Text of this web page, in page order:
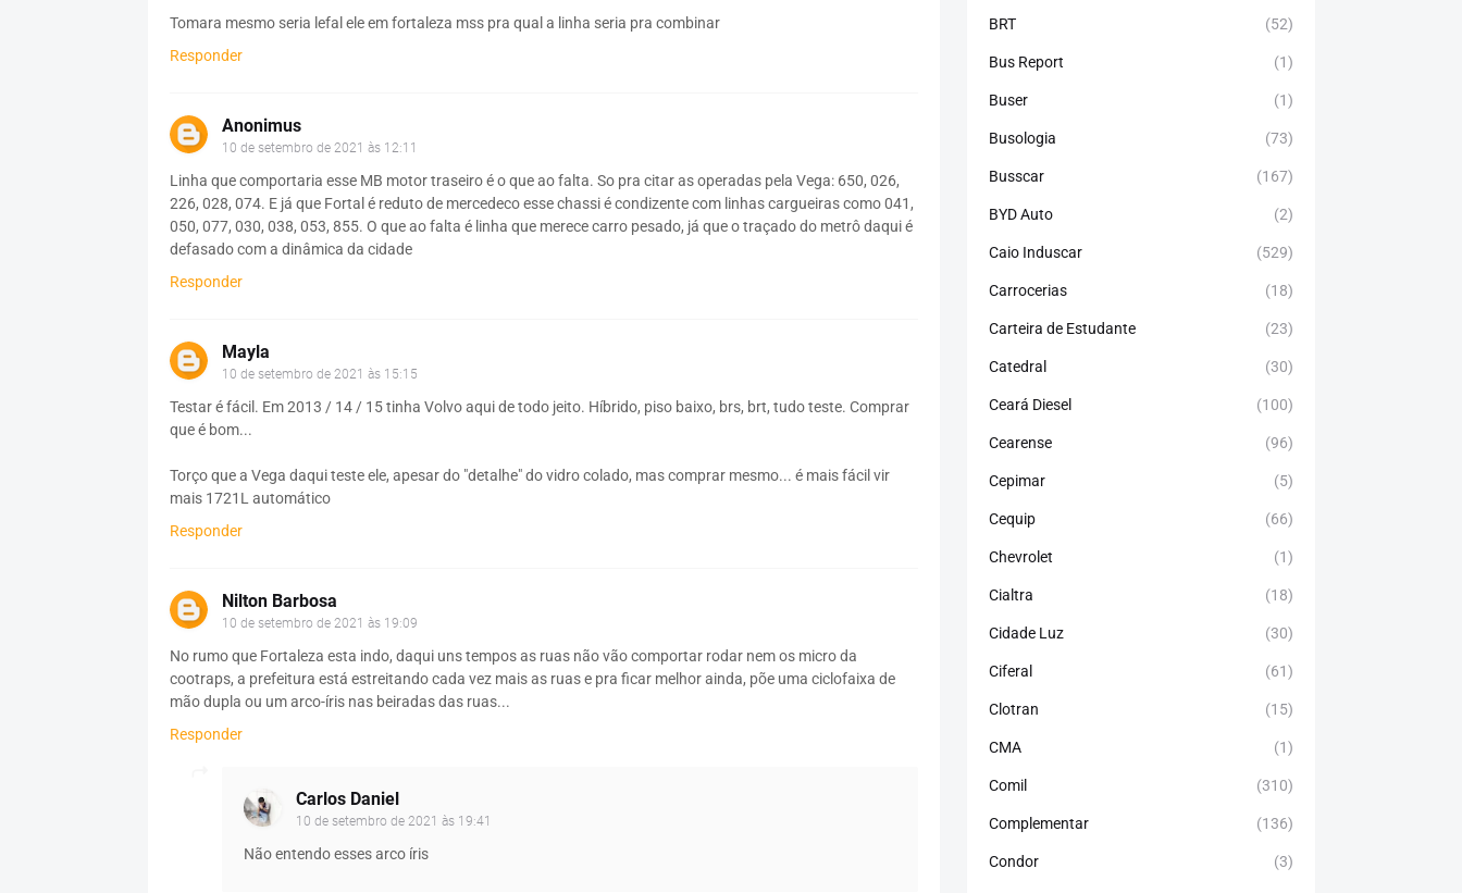
Tomara mesmo seria lefal ele em fortaleza mss pra qual a linha seria pra combinar
Responder
Anonimus
10 de setembro de 2021 às 12:11
Linha que comportaria esse MB motor traseiro é o que ao falta. So pra citar as operadas pela Vega: 650, 026,
226, 028, 074. E já que Fortal é reduto de mercedeco esse chassi é condizente com linhas cargueiras como 041,
050, 077, 030, 038, 053, 855. O que ao falta é linha que merece carro pesado, já que o traçado do metrô daqui é
defasado com a dinâmica da cidade
Responder
Mayla
10 de setembro de 2021 às 15:15
Testar é fácil. Em 2013 / 14 / 15 tinha Volvo aqui de todo jeito. Híbrido, piso baixo, brs, brt, tudo teste. Comprar
que é bom...
Torço que a Vega daqui teste ele, apesar do "detalhe" do vidro colado, mas comprar mesmo... é mais fácil vir
mais 1721L automático
Responder
Nilton Barbosa
10 de setembro de 2021 às 19:09
No rumo que Fortaleza esta indo, daqui uns tempos as ruas não vão comportar rodar nem os micro da
cootraps, a prefeitura está estreitando cada vez mais as ruas e pra ficar melhor ainda, põe uma ciclofaixa de
mão dupla ou um arco-íris nas beiradas das ruas...
Responder
Carlos Daniel
10 de setembro de 2021 às 19:41
Não entendo esses arco íris
BRT (52)
Bus Report (1)
Buser (1)
Busologia (73)
Busscar (167)
BYD Auto (2)
Caio Induscar (529)
Carrocerias (18)
Carteira de Estudante (23)
Catedral (30)
Ceará Diesel (100)
Cearense (96)
Cepimar (5)
Cequip (66)
Chevrolet (1)
Cialtra (18)
Cidade Luz (30)
Ciferal (61)
Clotran (15)
CMA (1)
Comil (310)
Complementar (136)
Condor (3)